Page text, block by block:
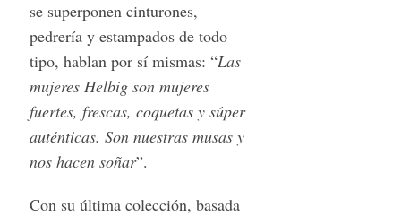
se superponen cinturones,
pedrería y estampados de todo
tipo, hablan por sí mismas: “Las
mujeres Helbig son mujeres
fuertes, frescas, coquetas y súper
auténticas. Son nuestras musas y
nos hacen soñar”.
Con su última colección, basada